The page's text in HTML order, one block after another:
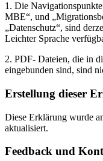
1. Die
MBE“, und
„Datenschutz“, sind
Leichter Sprache
2. PDF- Dateien, die in
eingebunden sind, sind
Erstellung dieser
Diese Erklärung wurde
aktualisiert.
Feedback und